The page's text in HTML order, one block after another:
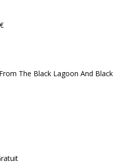
The Black Lagoon And Black